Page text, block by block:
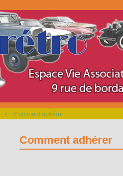
> Comment adhérer
Comment adhérer